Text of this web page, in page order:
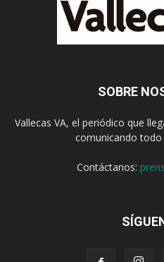
SOBRE
Vallecas VA, el periódico que
comunicando todo
Contáctanos: